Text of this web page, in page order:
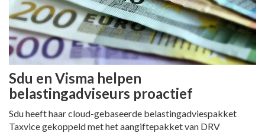
Sdu en Visma helpen
belastingadviseurs proactief
Sdu heeft haar cloud-gebaseerde belastingadviespakket
Taxvice gekoppeld met het aangiftepakket van DRV